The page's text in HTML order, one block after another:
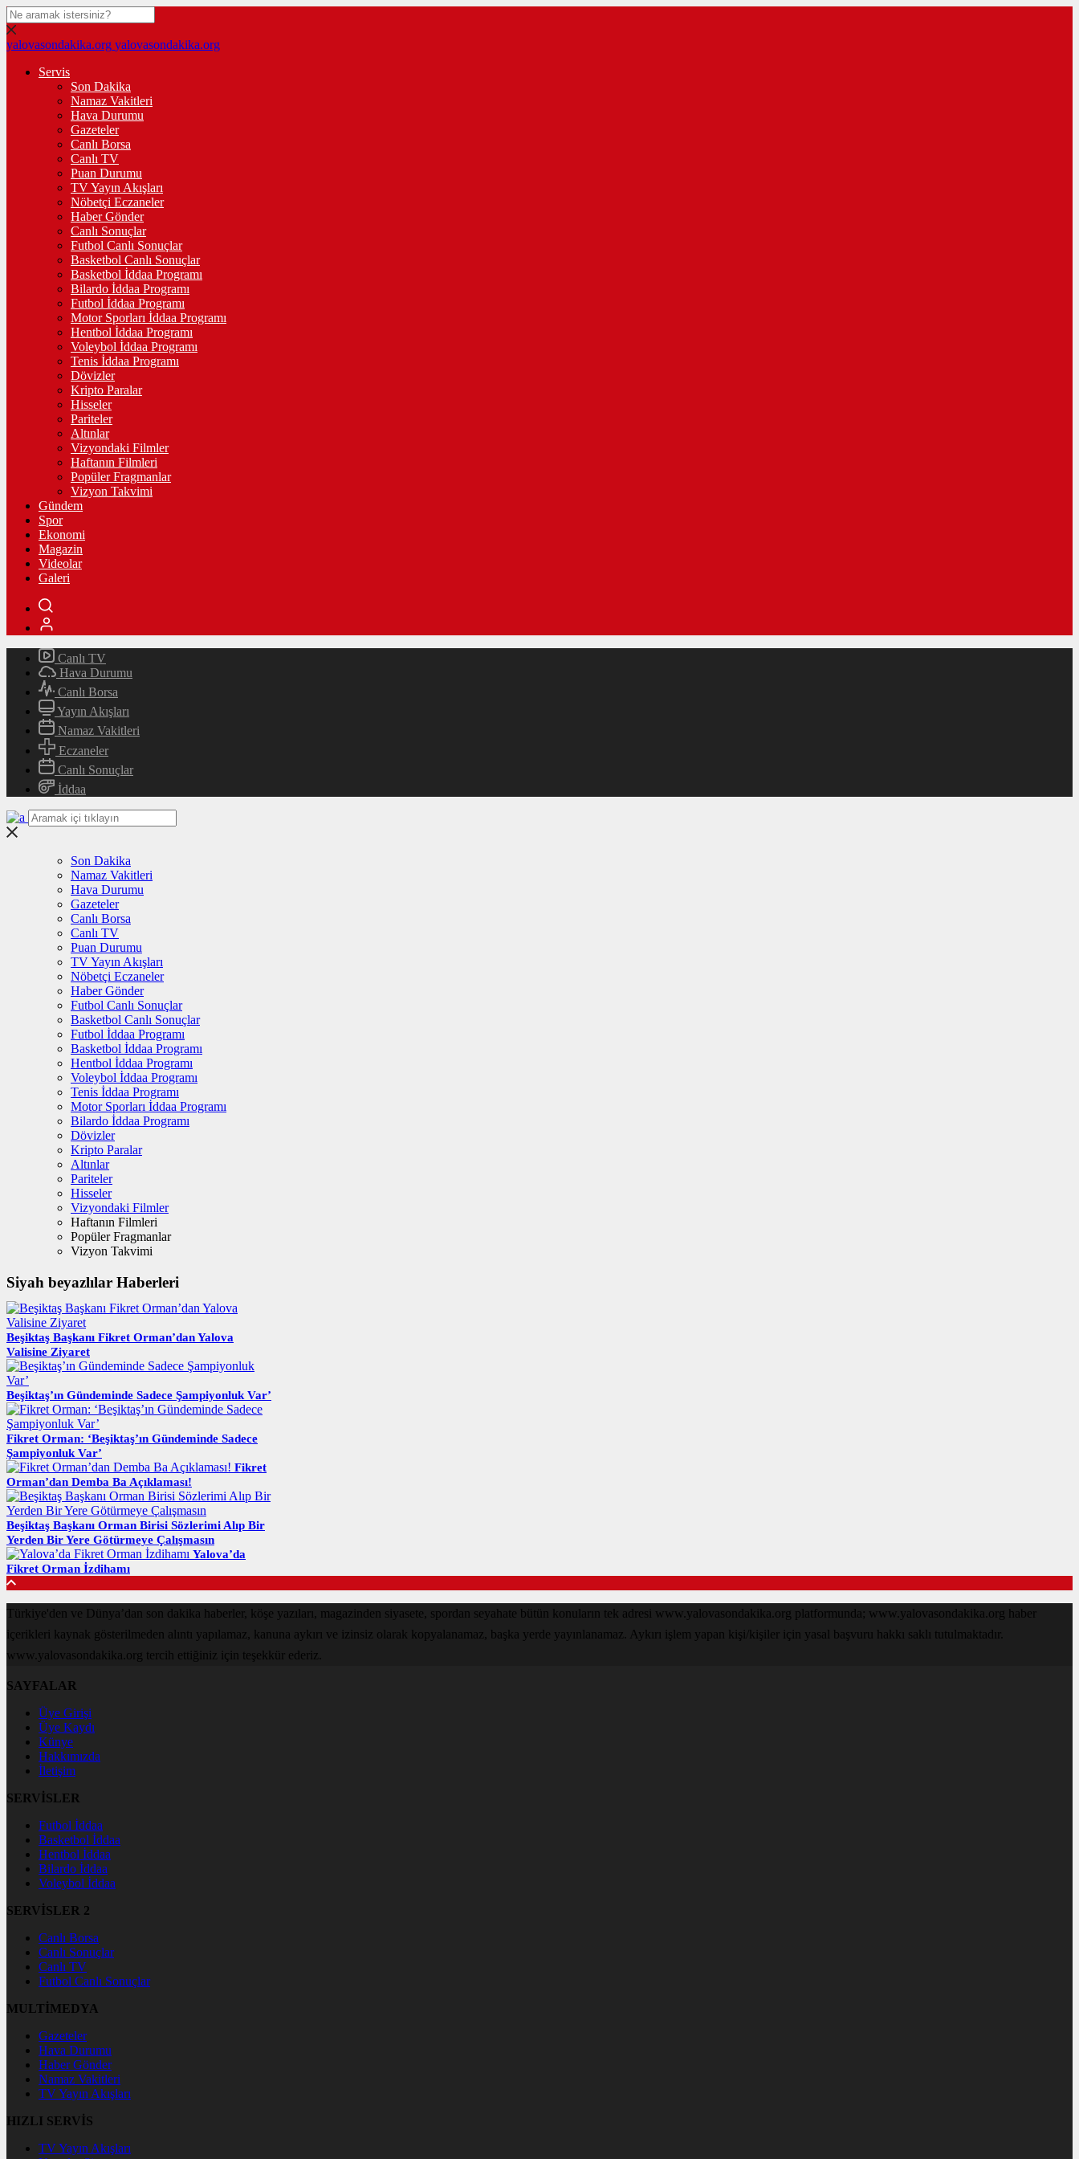
yalovasondakika.org yalovasondakika.org
Servis
Son Dakika
Namaz Vakitleri
Hava Durumu
Gazeteler
Canlı Borsa
Canlı TV
Puan Durumu
TV Yayın Akışları
Nöbetçi Eczaneler
Haber Gönder
Canlı Sonuçlar
Futbol Canlı Sonuçlar
Basketbol Canlı Sonuçlar
Basketbol İddaa Programı
Bilardo İddaa Programı
Futbol İddaa Programı
Motor Sporları İddaa Programı
Hentbol İddaa Programı
Voleybol İddaa Programı
Tenis İddaa Programı
Dövizler
Kripto Paralar
Hisseler
Pariteler
Altınlar
Vizyondaki Filmler
Haftanın Filmleri
Popüler Fragmanlar
Vizyon Takvimi
Gündem
Spor
Ekonomi
Magazin
Videolar
Galeri
Canlı TV
Hava Durumu
Canlı Borsa
Yayın Akışları
Namaz Vakitleri
Eczaneler
Canlı Sonuçlar
İddaa
Son Dakika
Namaz Vakitleri
Hava Durumu
Gazeteler
Canlı Borsa
Canlı TV
Puan Durumu
TV Yayın Akışları
Nöbetçi Eczaneler
Haber Gönder
Futbol Canlı Sonuçlar
Basketbol Canlı Sonuçlar
Futbol İddaa Programı
Basketbol İddaa Programı
Hentbol İddaa Programı
Voleybol İddaa Programı
Tenis İddaa Programı
Motor Sporları İddaa Programı
Bilardo İddaa Programı
Dövizler
Kripto Paralar
Altınlar
Pariteler
Hisseler
Vizyondaki Filmler
Haftanın Filmleri
Popüler Fragmanlar
Vizyon Takvimi
Siyah beyazlılar Haberleri
Beşiktaş Başkanı Fikret Orman’dan Yalova
Valisine Ziyaret
Beşiktaş’ın Gündeminde Sadece Şampiyonluk Var’
Fikret Orman: ‘Beşiktaş’ın Gündeminde Sadece
Şampiyonluk Var’
Fikret
Orman’dan Demba Ba Açıklaması!
Beşiktaş Başkanı Orman Birisi Sözlerimi Alıp Bir
Yerden Bir Yere Götürmeye Çalışmasın
Yalova’da
Fikret Orman İzdihamı
Türkiye'den ve Dünya’dan son dakika haberler, köşe yazıları, magazinden siyasete, spordan seyahate bütün konuların tek adresi www.yalovasondakika.org platformunda; www.yalovasondakika.org haber
içerikleri kaynak gösterilmeden alıntı yapılamaz, kanuna aykırı ve izinsiz olarak kopyalanamaz, başka yerde yayınlanamaz. Aykırı işlem yapan kişi/kişiler için yasal başvuru hakkı saklı tutulmaktadır.
www.yalovasondakika.org tercih ettiğiniz için teşekkür ederiz.
SAYFALAR
Üye Girişi
Üye Kaydı
Künye
Hakkımızda
İletişim
SERVİSLER
Futbol İddaa
Basketbol İddaa
Hentbol İddaa
Bilardo İddaa
Voleybol İddaa
SERVİSLER 2
Canlı Borsa
Canlı Sonuçlar
Canlı TV
Futbol Canlı Sonuçlar
MULTİMEDYA
Gazeteler
Hava Durumu
Haber Gönder
Namaz Vakitleri
TV Yayın Akışları
HIZLI SERVİS
TV Yayın Akışları